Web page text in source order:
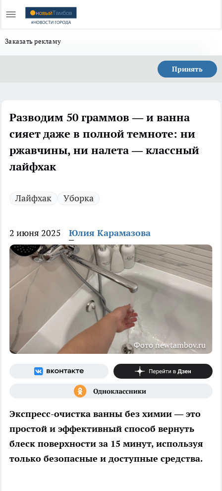
Заказать рекламу
Принять
Разводим 50 граммов — и ванна
сияет даже в полной темноте: ни
ржавчины, ни налета — классный
лайфхак
Лайфхак Уборка
2 июня 2025 Юлия Карамазова
Фото newtambov.ru
Экспресс-очистка ванны без химии — это
простой и эффективный способ вернуть
блеск поверхности за 15 минут, используя
только безопасные и доступные средства.